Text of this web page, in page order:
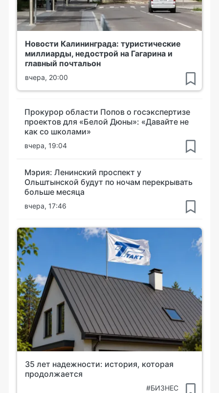
Новости Калининграда: туристические
миллиарды, недострой на Гагарина и
главный почтальон
вчера, 20:00
Прокурор области Попов о госэкспертизе
проектов для «Белой Дюны»: «Давайте не
как со школами»
вчера, 19:04
Мэрия: Ленинский проспект у
Ольштынской будут по ночам перекрывать
больше месяца
вчера, 17:46
35 лет надежности: история, которая
продолжается
#БИЗНЕС